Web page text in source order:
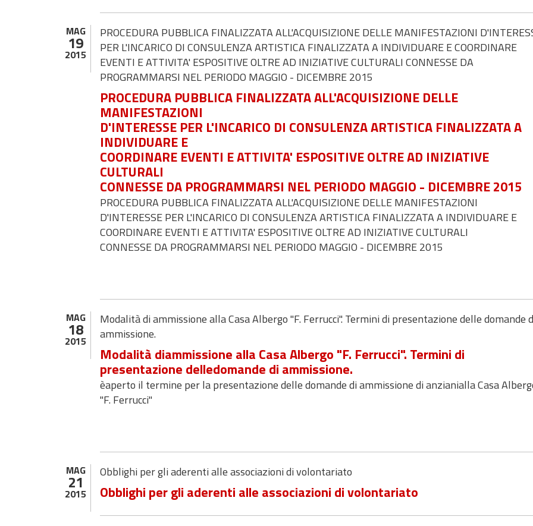
MAG
19
2015
PROCEDURA PUBBLICA FINALIZZATA ALL'ACQUISIZIONE DELLE MANIFESTAZIONI
PER L'INCARICO DI CONSULENZA ARTISTICA FINALIZZATA A INDIVIDUARE E COORDINARE
EVENTI E ATTIVITA' ESPOSITIVE OLTRE AD INIZIATIVE CULTURALI CONNESSE DA
PROGRAMMARSI NEL PERIODO MAGGIO - DICEMBRE 2015
PROCEDURA PUBBLICA FINALIZZATA ALL'ACQUISIZIONE DELLE
MANIFESTAZIONI
D'INTERESSE PER L'INCARICO DI CONSULENZA ARTISTICA FINALIZZATA A
INDIVIDUARE E
COORDINARE EVENTI E ATTIVITA' ESPOSITIVE OLTRE AD INIZIATIVE
CULTURALI
CONNESSE DA PROGRAMMARSI NEL PERIODO MAGGIO - DICEMBRE 2015
PROCEDURA PUBBLICA FINALIZZATA ALL'ACQUISIZIONE DELLE MANIFESTAZIONI
D'INTERESSE PER L'INCARICO DI CONSULENZA ARTISTICA FINALIZZATA A INDIVIDUARE E
COORDINARE EVENTI E ATTIVITA' ESPOSITIVE OLTRE AD INIZIATIVE CULTURALI
CONNESSE DA PROGRAMMARSI NEL PERIODO MAGGIO - DICEMBRE 2015
MAG
18
2015
Modalità di ammissione alla Casa Albergo "F. Ferrucci". Termini di presentazione delle domande
ammissione.
Modalità diammissione alla Casa Albergo "F. Ferrucci". Termini di
presentazione delledomande di ammissione.
èaperto il termine per la presentazione delle domande di ammissione di anzianialla Casa
"F. Ferrucci"
MAG
21
2015
Obblighi per gli aderenti alle associazioni di volontariato
Obblighi per gli aderenti alle associazioni di volontariato